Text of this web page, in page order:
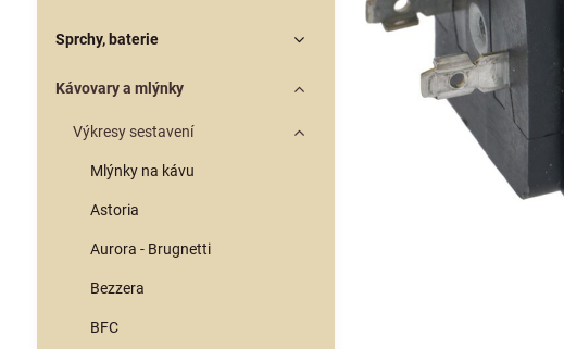
Sprchy, baterie
Kávovary a mlýnky
Výkresy sestavení
Mlýnky na kávu
Astoria
Aurora - Brugnetti
Bezzera
BFC